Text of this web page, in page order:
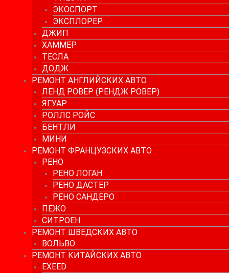
ЭКОСПОРТ
ЭКСПЛОРЕР
ДЖИП
ХАММЕР
ТЕСЛА
ДОДЖ
РЕМОНТ АНГЛИЙСКИХ АВТО
ЛЕНД РОВЕР (РЕНДЖ РОВЕР)
ЯГУАР
РОЛЛС РОЙС
БЕНТЛИ
МИНИ
РЕМОНТ ФРАНЦУЗСКИХ АВТО
РЕНО
РЕНО ЛОГАН
РЕНО ДАСТЕР
РЕНО САНДЕРО
ПЕЖО
СИТРОЕН
РЕМОНТ ШВЕДСКИХ АВТО
ВОЛЬВО
РЕМОНТ КИТАЙСКИХ АВТО
EXEED